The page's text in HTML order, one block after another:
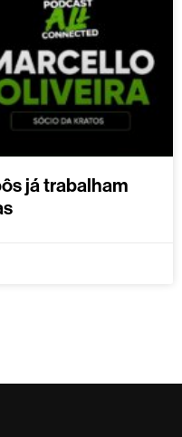
já trabalham